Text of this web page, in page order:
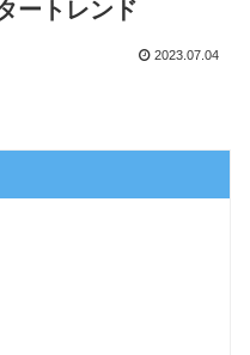
ートレンド
2023.07.04